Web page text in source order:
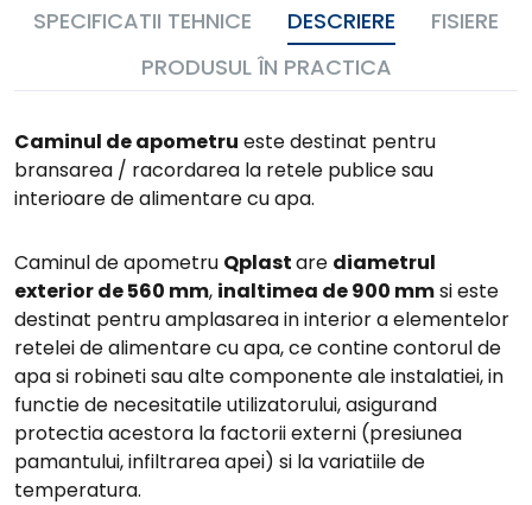
cos cos
SPECIFICATII TEHNICE DESCRIERE
FISIERE
PRODUSUL ÎN PRACTICA
Caminul de apometru este destinat pentru
bransarea / racordarea la retele publice sau
interioare de alimentare cu apa.
Caminul de apometru Qplastare diametrul
exterior de 560 mm, inaltimea de 900 mmsi este
destinat pentru amplasarea in interior a elementelor
retelei de alimentare cu apa, ce contine contorul de
apa si robineti sau alte componente ale instalatiei, in
functie de necesitatile utilizatorului, asigurand
protectia acestora la factorii externi (presiunea
pamantului, infiltrarea apei) si la variatiile de
temperatura.